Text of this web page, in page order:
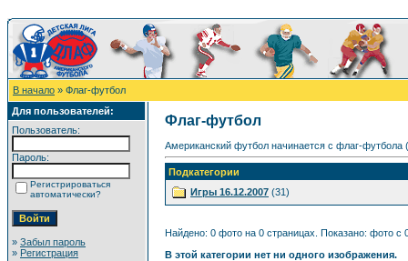
В начало » Флаг-футбол
Для пользователей:
Пользователь:
Пароль:
Регистрироваться
автоматически?
» Забыл пароль
» Регистрация
Флаг-футбол
Американский футбол начинается с флаг-футбола
Подкатегории
Игры 16.12.2007 (31)
Найдено: 0 фото на 0 страницах. Показано: фото с
В этой категории нет ни одного изображения.